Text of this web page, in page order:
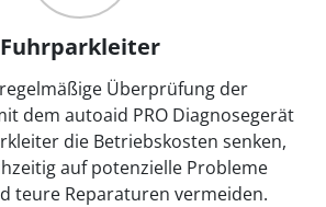
Fuhrparkleiter
Überprüfung der
dem autoaid PRO Diagnosegerät
die Betriebskosten senken,
auf potenzielle Probleme
teure Reparaturen vermeiden.